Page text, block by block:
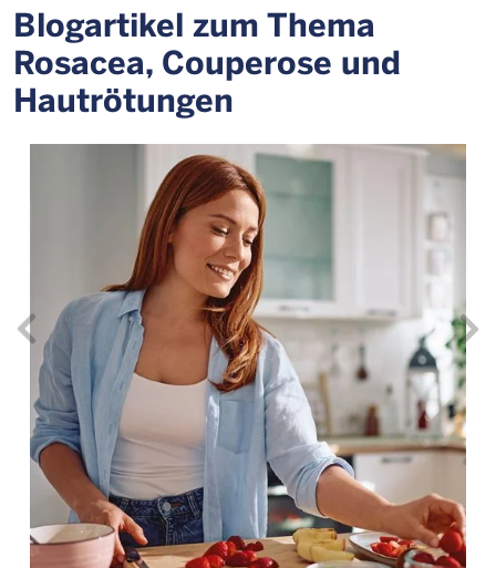
Blogartikel zum Thema
Rosacea, Couperose und
Hautrötungen